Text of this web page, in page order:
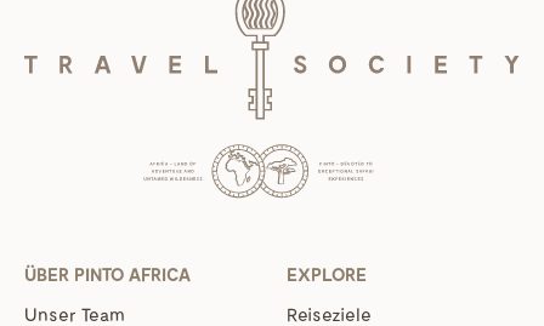
ÜBER PINTO AFRICA
Unser Team
EXPLORE
Reiseziele